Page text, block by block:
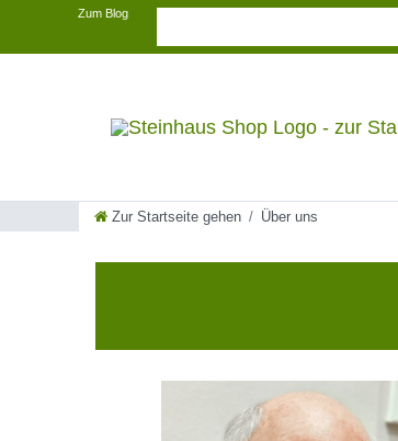
Zum Blog
Zur Startseite gehen Über uns